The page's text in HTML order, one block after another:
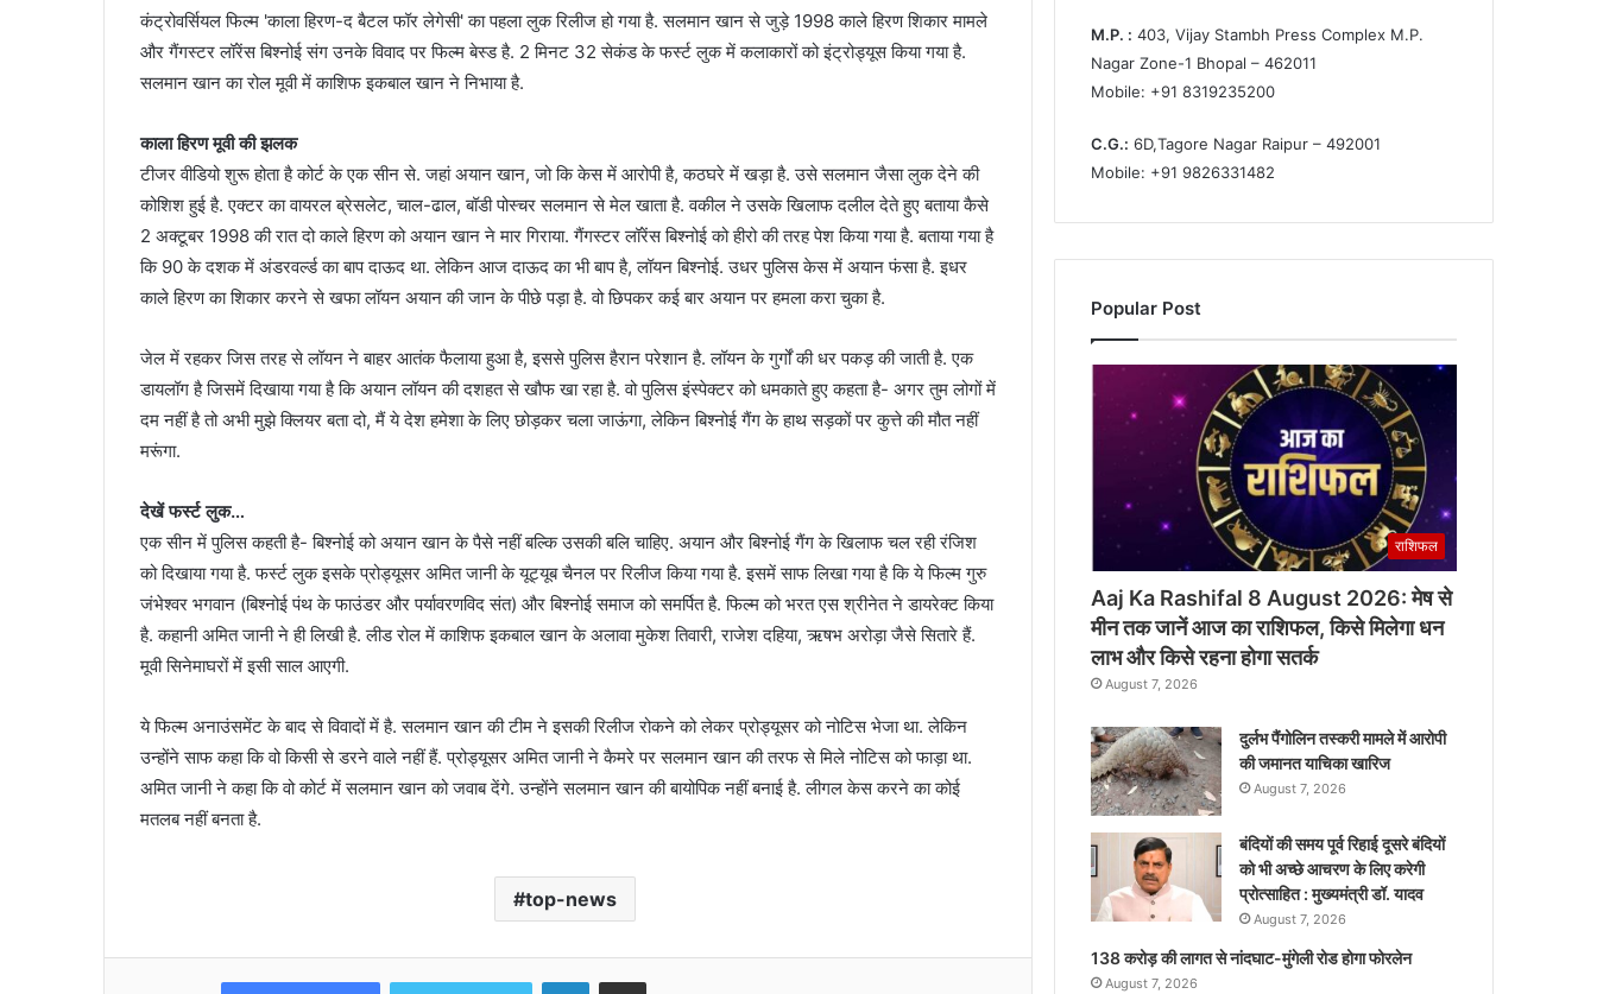
कंट्रोवर्सियल फिल्म 'काला हिरण-द बैटल फॉर लेगेसी' का पहला लुक रिलीज हो गया है. सलमान खान से जुड़े 1998 काले हिरण शिकार मामले
और गैंगस्टर लॉरेंस बिश्नोई संग उनके विवाद पर फिल्म बेस्ड है. 2 मिनट 32 सेकंड के फर्स्ट लुक में कलाकारों को इंट्रोड्यूस किया गया है.
सलमान खान का रोल मूवी में काशिफ इकबाल खान ने निभाया है.
काला हिरण मूवी की झलक
टीजर वीडियो शुरू होता है कोर्ट के एक सीन से. जहां अयान खान, जो कि केस में आरोपी है, कठघरे में खड़ा है. उसे सलमान जैसा लुक देने की
कोशिश हुई है. एक्टर का वायरल ब्रेसलेट, चाल-ढाल, बॉडी पोस्चर सलमान से मेल खाता है. वकील ने उसके खिलाफ दलील देते हुए बताया कैसे
2 अक्टूबर 1998 की रात दो काले हिरण को अयान खान ने मार गिराया. गैंगस्टर लॉरेंस बिश्नोई को हीरो की तरह पेश किया गया है. बताया गया है
कि 90 के दशक में अंडरवर्ल्ड का बाप दाऊद था. लेकिन आज दाऊद का भी बाप है, लॉयन बिश्नोई. उधर पुलिस केस में अयान फंसा है. इधर
काले हिरण का शिकार करने से खफा लॉयन अयान की जान के पीछे पड़ा है. वो छिपकर कई बार अयान पर हमला करा चुका है.
जेल में रहकर जिस तरह से लॉयन ने बाहर आतंक फैलाया हुआ है, इससे पुलिस हैरान परेशान है. लॉयन के गुर्गों की धर पकड़ की जाती है. एक
डायलॉग है जिसमें दिखाया गया है कि अयान लॉयन की दशहत से खौफ खा रहा है. वो पुलिस इंस्पेक्टर को धमकाते हुए कहता है- अगर तुम लोगों में
दम नहीं है तो अभी मुझे क्लियर बता दो, मैं ये देश हमेशा के लिए छोड़कर चला जाऊंगा, लेकिन बिश्नोई गैंग के हाथ सड़कों पर कुत्ते की मौत नहीं
मरूंगा.
देखें फर्स्ट लुक…
एक सीन में पुलिस कहती है- बिश्नोई को अयान खान के पैसे नहीं बल्कि उसकी बलि चाहिए. अयान और बिश्नोई गैंग के खिलाफ चल रही रंजिश
को दिखाया गया है. फर्स्ट लुक इसके प्रोड्यूसर अमित जानी के यूट्यूब चैनल पर रिलीज किया गया है. इसमें साफ लिखा गया है कि ये फिल्म गुरु
जंभेश्वर भगवान (बिश्नोई पंथ के फाउंडर और पर्यावरणविद संत) और बिश्नोई समाज को समर्पित है. फिल्म को भरत एस श्रीनेत ने डायरेक्ट किया
है. कहानी अमित जानी ने ही लिखी है. लीड रोल में काशिफ इकबाल खान के अलावा मुकेश तिवारी, राजेश दहिया, ऋषभ अरोड़ा जैसे सितारे हैं.
मूवी सिनेमाघरों में इसी साल आएगी.
ये फिल्म अनाउंसमेंट के बाद से विवादों में है. सलमान खान की टीम ने इसकी रिलीज रोकने को लेकर प्रोड्यूसर को नोटिस भेजा था. लेकिन
उन्होंने साफ कहा कि वो किसी से डरने वाले नहीं हैं. प्रोड्यूसर अमित जानी ने कैमरे पर सलमान खान की तरफ से मिले नोटिस को फाड़ा था.
अमित जानी ने कहा कि वो कोर्ट में सलमान खान को जवाब देंगे. उन्होंने सलमान खान की बायोपिक नहीं बनाई है. लीगल केस करने का कोई
मतलब नहीं बनता है.
top-news
LinkedInShare via Email
मिनी माथुर बनीं ‘द अलायंस’ की पहली विनर, जीती
M.P. : 403, Vijay Stambh Press Complex M.P.
Nagar Zone-1 Bhopal – 462011
Mobile: +91 8319235200
C.G.: 6D,Tagore Nagar Raipur – 492001
Mobile: +91 9826331482
Popular Post
राशिफल
Aaj Ka Rashifal 8 August 2026: मेष से
मीन तक जानें आज का राशिफल, किसे मिलेगा धन
लाभ और किसे रहना होगा सतर्क
August 7, 2026
दुर्लभ पैंगोलिन तस्करी मामले में आरोपी
की जमानत याचिका खारिज
August 7, 2026
बंदियों की समय पूर्व रिहाई दूसरे बंदियों
को भी अच्छे आचरण के लिए करेगी
प्रोत्साहित : मुख्यमंत्री डॉ. यादव
August 7, 2026
138 करोड़ की लागत से नांदघाट-मुंगेली रोड होगा फोरलेन
August 7, 2026